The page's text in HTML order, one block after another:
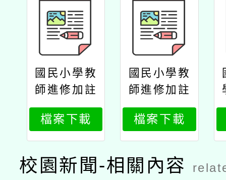
國民小學教
師進修加註
語文領域客
家語文專長
學分班招生
簡章
檔案下載
國民小學教
師進修加註
語文領域臺
灣台語專長
學分班招生
簡章
檔案下載
校園新聞-相關內容